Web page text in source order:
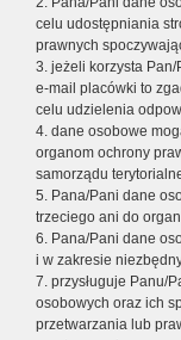
celu udostępniania
prawnych
3. jeżeli korzysta
e-mail placówki to
celu udzielenia
4. dane osobowe
organom ochrony
samorządu
5. Pana/Pani dane
trzeciego ani do
6. Pana/Pani dane
i w zakresie
7. przysługuje Panu/
osobowych oraz ich
przetwarzania lub